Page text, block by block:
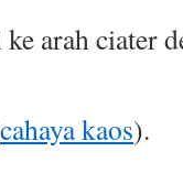
arah ciater
cahaya kaos).